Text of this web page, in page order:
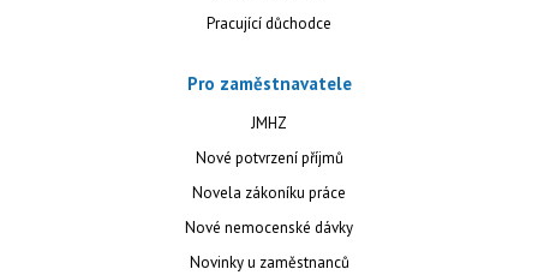
Pracující důchodce
Pro zaměstnavatele
JMHZ
Nové potvrzení příjmů
Novela zákoníku práce
Nové nemocenské dávky
Novinky u zaměstnanců